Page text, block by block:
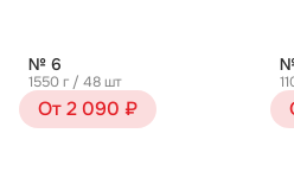
№ 6
1550 г / 48 шт
От 2 090 ₽